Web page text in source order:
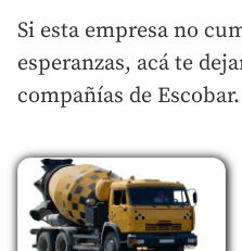
Si esta empresa no
esperanzas, acá te
compañías de Escobar.